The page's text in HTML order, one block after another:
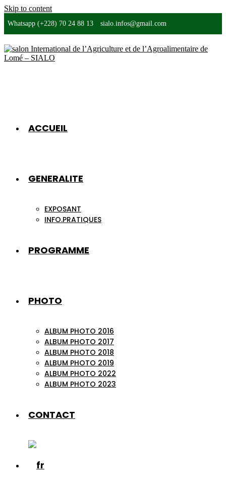
Skip to content
Whatsapp (+228) 70 24 88 13 sialo.infos@gmail.com
ACCUEIL
GENERALITE
EXPOSANT
INFO.PRATIQUES
PROGRAMME
PHOTO
ALBUM PHOTO 2016
ALBUM PHOTO 2017
ALBUM PHOTO 2018
ALBUM PHOTO 2019
ALBUM PHOTO 2022
ALBUM PHOTO 2023
CONTACT